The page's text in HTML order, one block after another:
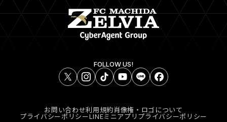
FOLLOW US!
お問い合わせ利用規約肖像権・ロゴについて
プライバシーポリシーLINEミニアプリプライバシーポリシー